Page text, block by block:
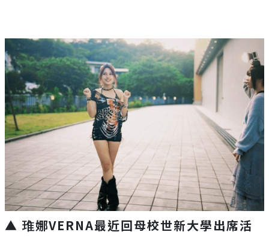
▲ 琟娜VERNA最近回母校世新大學出席活